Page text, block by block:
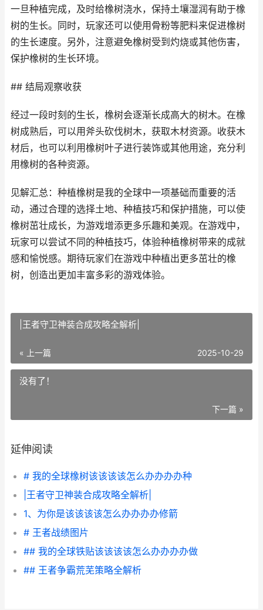
一旦种植完成，及时给橡树浇水，保持土壤湿润有助于橡
树的生长。同时，玩家还可以使用骨粉等肥料来促进橡树
的生长速度。另外，注意避免橡树受到灼烧或其他伤害，
保护橡树的生长环境。
## 结局观察收获
经过一段时刻的生长，橡树会逐渐长成高大的树木。在橡
树成熟后，可以用斧头砍伐树木，获取木材资源。收获木
材后，也可以利用橡树叶子进行装饰或其他用途，充分利
用橡树的各种资源。
见解汇总：种植橡树是我的全球中一项基础而重要的活
动，通过合理的选择土地、种植技巧和保护措施，可以使
橡树茁壮成长，为游戏增添更多乐趣和美观。在游戏中，
玩家可以尝试不同的种植技巧，体验种植橡树带来的成就
感和愉悦感。期待玩家们在游戏中种植出更多茁壮的橡
树，创造出更加丰富多彩的游戏体验。
|王者守卫神装合成攻略全解析|
« 上一篇 2025-10-29
没有了！
下一篇 »
延伸阅读
# 我的全球橡树该该该该怎么办办办办种
|王者守卫神装合成攻略全解析|
1、为你是该该该该怎么办办办办修箭
# 王者战绩图片
## 我的全球铁贴该该该该怎么办办办办做
## 王者争霸荒芜策略全解析